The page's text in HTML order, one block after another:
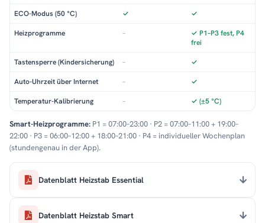
ECO-Modus (50 °C) ✓ ✓
Heizprogramme –
✓ P1–P3 fest, P4
frei
Tastensperre (Kindersicherung) – ✓
Auto-Uhrzeit über Internet – ✓
Temperatur-Kalibrierung – ✓ (±5 °C)
Smart-Heizprogramme: P1 = 07:00–23:00 · P2 = 07:00–11:00 + 19:00–
22:00 · P3 = 06:00–12:00 + 18:00–21:00 · P4 = individueller Wochenplan
(stundengenau in der App).
Datenblatt Heizstab Essential
Datenblatt Heizstab Smart